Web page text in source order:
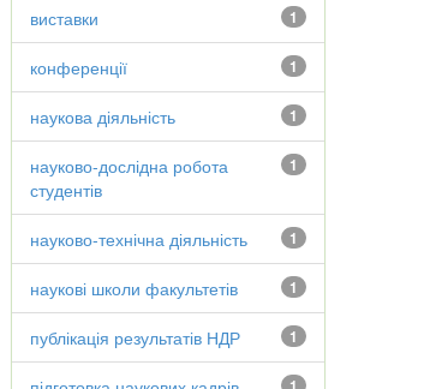
1
виставки
1
конференції
1
наукова діяльність
1
науково-дослідна робота
студентів
1
науково-технічна діяльність
1
наукові школи факультетів
1
публікація результатів НДР